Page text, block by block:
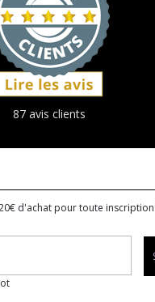
87 avis clients
d'achat pour toute inscription